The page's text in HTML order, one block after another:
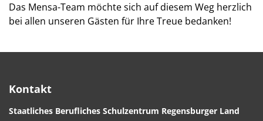
Das Mensa-Team möchte sich auf diesem Weg herzlich
bei allen unseren Gästen für Ihre Treue bedanken!
Kontakt
Staatliches Berufliches Schulzentrum Regensburger Land